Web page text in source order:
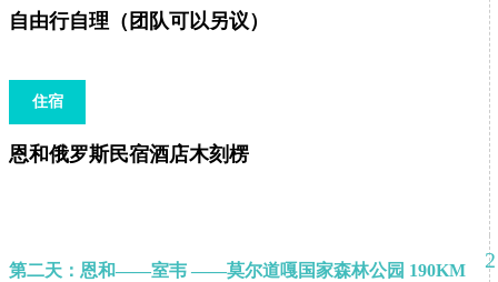
自由行自理（团队可以另议）
住宿
恩和俄罗斯民宿酒店木刻楞
2
第二天：恩和——室韦 ——莫尔道嘎国家森林公园 190KM